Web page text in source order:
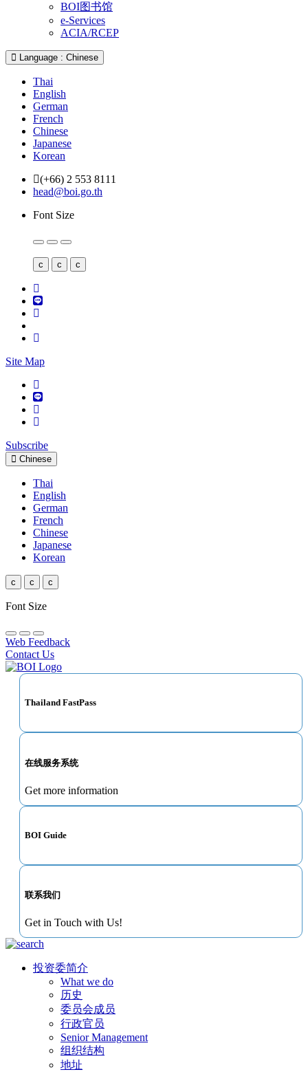
BOI图书馆
e-Services
ACIA/RCEP
Language : Chinese
Thai
English
German
French
Chinese
Japanese
Korean
(+66) 2 553 8111
head@boi.go.th
Font Size
c c c
Site Map
Subscribe
Chinese
Thai
English
German
French
Chinese
Japanese
Korean
c c c
Font Size
Web Feedback
Contact Us
Thailand FastPass
在线服务系统
Get more information
BOI Guide
联系我们
Get in Touch with Us!
投资委简介
What we do
历史
委员会成员
行政官员
Senior Management
组织结构
地址